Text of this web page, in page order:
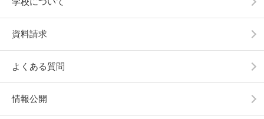
資料請求
よくある質問
情報公開